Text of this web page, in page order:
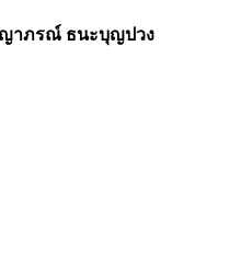
าภรณ์ ธนะบุญปวง